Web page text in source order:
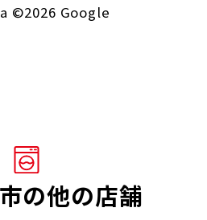
©2026 Google
の他の店舗